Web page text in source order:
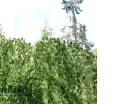
auf.
Die
Optionen
können
auf
der
Produktseite